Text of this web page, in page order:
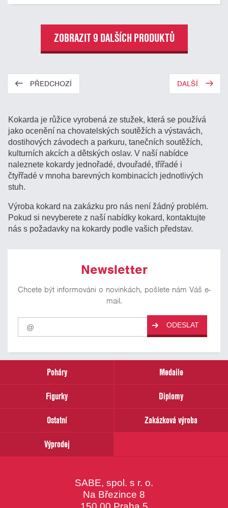
ZOBRAZIT 9 DALŠÍCH PRODUKTŮ
PŘEDCHOZÍ DALŠÍ
Kokarda je růžice vyrobená ze stužek, která se používá
jako ocenění na chovatelských soutěžích a výstavách,
dostihových závodech a parkuru, tanečních soutěžích,
kulturních akcích a dětských oslav. V naší nabídce
naleznete kokardy jednořadé, dvouřadé, třířadé i
čtyřřadé v mnoha barevných kombinacích jednotlivých
stuh.
Výroba kokard na zakázku pro nás není žádný problém.
Pokud si nevyberete z naší nabídky kokard, kontaktujte
nás s požadavky na kokardy podle vašich představ.
Newsletter
Chcete být informováni o novinkách, pošlete nám Váš e-
mail.
Pro
odběr
našich
email
ODESLAT
Poháry
Medaile
Figurky
Diplomy
Ostatní
Zakázková výroba
Výprodej
SABE, spol. s r. o.
Na Březince 8